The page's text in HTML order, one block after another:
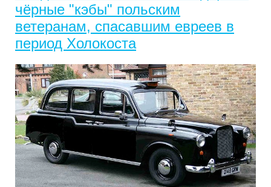
чёрные "кэбы" польским
ветеранам, спасавшим евреев в
период Холокоста